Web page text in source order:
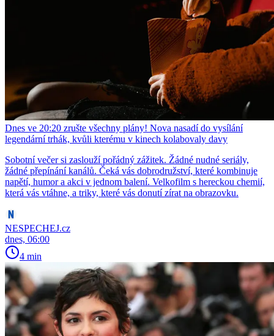
Dnes ve 20:20 zrušte všechny plány! Nova nasadí do vysílání
legendární trhák, kvůli kterému v kinech kolabovaly davy
Sobotní večer si zaslouží pořádný zážitek. Žádné nudné seriály,
žádné přepínání kanálů. Čeká vás dobrodružství, které kombinuje
napětí, humor a akci v jednom balení. Velkofilm s hereckou chemií,
která vás vtáhne, a triky, které vás donutí zírat na obrazovku.
NESPECHEJ.cz
dnes, 06:00
4 min